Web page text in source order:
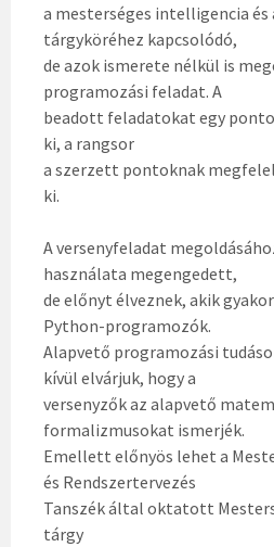
a mesterséges intelligencia és
tárgyköréhez kapcsolódó,
de azok ismerete nélkül is
programozási feladat. A
beadott feladatokat egy
ki, a rangsor
a szerzett pontoknak
ki.
A versenyfeladat
használata megengedett,
de előnyt élveznek, akik
Python-programozók.
Alapvető programozási
kívül elvárjuk, hogy a
versenyzők az alapvető
formalizmusokat ismerjék.
Emellett előnyös lehet a
és Rendszertervezés
Tanszék által oktatott
tárgy